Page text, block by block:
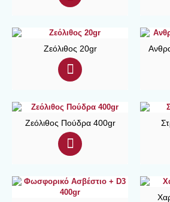
Ζεόλιθος 20gr
Ζεόλιθος Πούδρα 400gr